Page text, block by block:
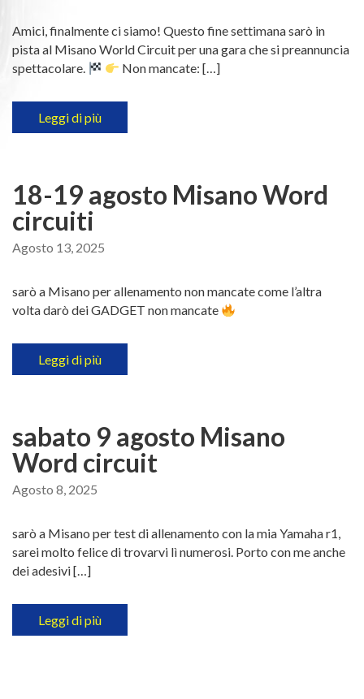
Amici, finalmente ci siamo! Questo fine settimana sarò in
pista al Misano World Circuit per una gara che si preannuncia
spettacolare.
Non mancate: […]
Leggi di più
18-19 agosto Misano Word
circuiti
Agosto 13, 2025
sarò a Misano per allenamento non mancate come l’altra
volta darò dei GADGET non mancate
Leggi di più
sabato 9 agosto Misano
Word circuit
Agosto 8, 2025
sarò a Misano per test di allenamento con la mia Yamaha r1,
sarei molto felice di trovarvi lì numerosi. Porto con me anche
dei adesivi […]
Leggi di più